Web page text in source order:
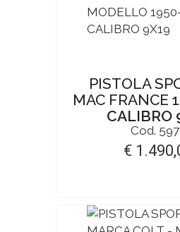
PISTOLA
MAC FRANCE
CALIBRO
Cod.
€